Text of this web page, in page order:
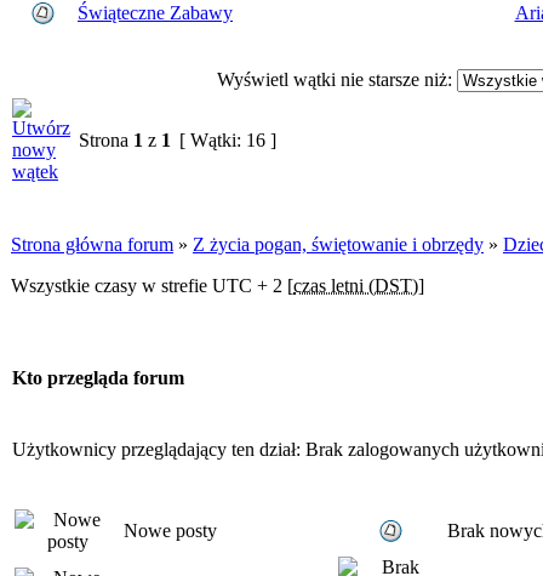
Świąteczne Zabawy
Wyświetl wątki nie starsze niż:
Strona 1 z 1 [ Wątki: 16 ]
Strona główna forum » Z życia pogan, świętowanie i obrzędy »
Wszystkie czasy w strefie UTC + 2 [czas letni (DST)]
Kto przegląda forum
Użytkownicy przeglądający ten dział: Brak zalogowanych
Nowe posty Brak